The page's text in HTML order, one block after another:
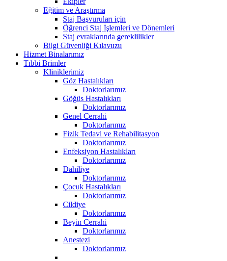
Eğitim ve Araştırma
Staj Başvuruları için
Öğrenci Staj İşlemleri ve Dönemleri
Staj evraklarında gereklilikler
Bilgi Güvenliği Kılavuzu
Hizmet Binalarımız
Tıbbi Brimler
Kliniklerimiz
Göz Hastalıkları
Doktorlarımız
Göğüs Hastalıkları
Doktorlarımız
Genel Cerrahi
Doktorlarımız
Fizik Tedavi ve Rehabilitasyon
Doktorlarımız
Enfeksiyon Hastalıkları
Doktorlarımız
Dahiliye
Doktorlarımız
Çocuk Hastalıkları
Doktorlarımız
Cildiye
Doktorlarımız
Beyin Cerrahi
Doktorlarımız
Anestezi
Doktorlarımız